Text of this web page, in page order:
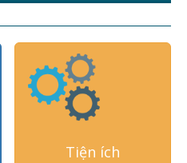
Tiện ích